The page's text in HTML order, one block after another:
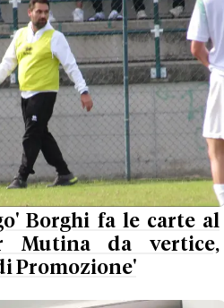
Borghi fa le carte al
Mutina da vertice,
Promozione'